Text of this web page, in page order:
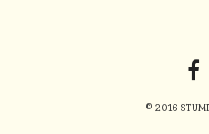
© 2016